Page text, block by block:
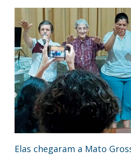
Elas chegaram a Mato